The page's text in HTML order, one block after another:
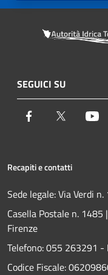
SEGUICI SU
Facebook Twitter
Recapiti e contatti
Sede legale: Via Verdi
Casella Postale n. 1485
Firenze
Telefono:055 263291 -
Codice Fiscale: